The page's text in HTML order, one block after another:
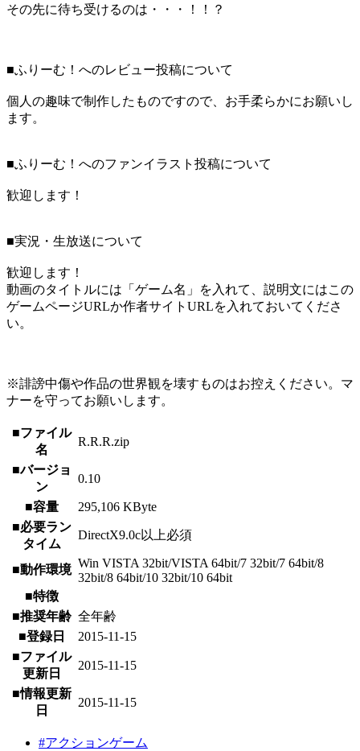
その先に待ち受けるのは・・・！！？
■ふりーむ！へのレビュー投稿について
個人の趣味で制作したものですので、お手柔らかにお願いし
ます。
■ふりーむ！へのファンイラスト投稿について
歓迎します！
■実況・生放送について
歓迎します！
動画のタイトルには「ゲーム名」を入れて、説明文にはこの
ゲームページURLか作者サイトURLを入れておいてくださ
い。
※誹謗中傷や作品の世界観を壊すものはお控えください。マ
ナーを守ってお願いします。
■ファイル
名
R.R.R.zip
■バージョ
ン
0.10
■容量
295,106 KByte
■必要ラン
タイム
DirectX9.0c以上必須
■動作環境 Win VISTA 32bit/VISTA 64bit/7 32bit/7 64bit/8
32bit/8 64bit/10 32bit/10 64bit
■特徴
■推奨年齢 全年齢
■登録日
2015-11-15
■ファイル
更新日
2015-11-15
■情報更新
日
2015-11-15
#アクションゲーム